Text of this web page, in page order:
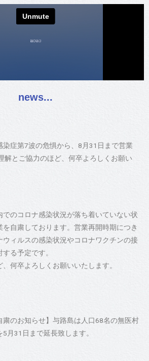
news...
染症第7波の危惧から、8月31日まで営業
解とご協力のほど、何卒よろしくお願い
のコロナ感染状況が落ち着いていない状
自粛しております。営業再開時期につき
ウィルスの感染状況やコロナワクチンの接
る予定です。
何卒よろしくお願いいたします。
粛のお知らせ】与路島は人口68名の無医村
月31日まで延長致します。